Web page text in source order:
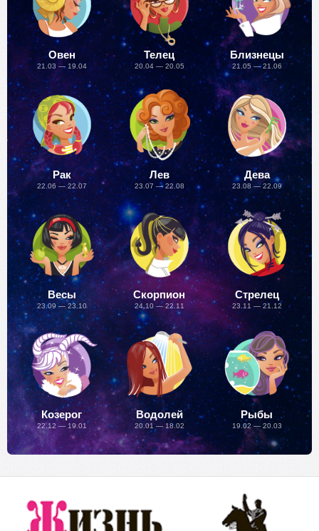
Овен
21.03 — 19.04
Телец
20.04 — 20.05
Близнецы
21.05 — 21.06
Рак
22.06 — 22.07
Лев
23.07 — 22.08
Дева
23.08 — 22.09
Весы
23.09 — 23.10
Скорпион
24.10 — 22.11
Стрелец
23.11 — 21.12
Козерог
22.12 — 19.01
Водолей
20.01 — 18.02
Рыбы
19.02 — 20.03